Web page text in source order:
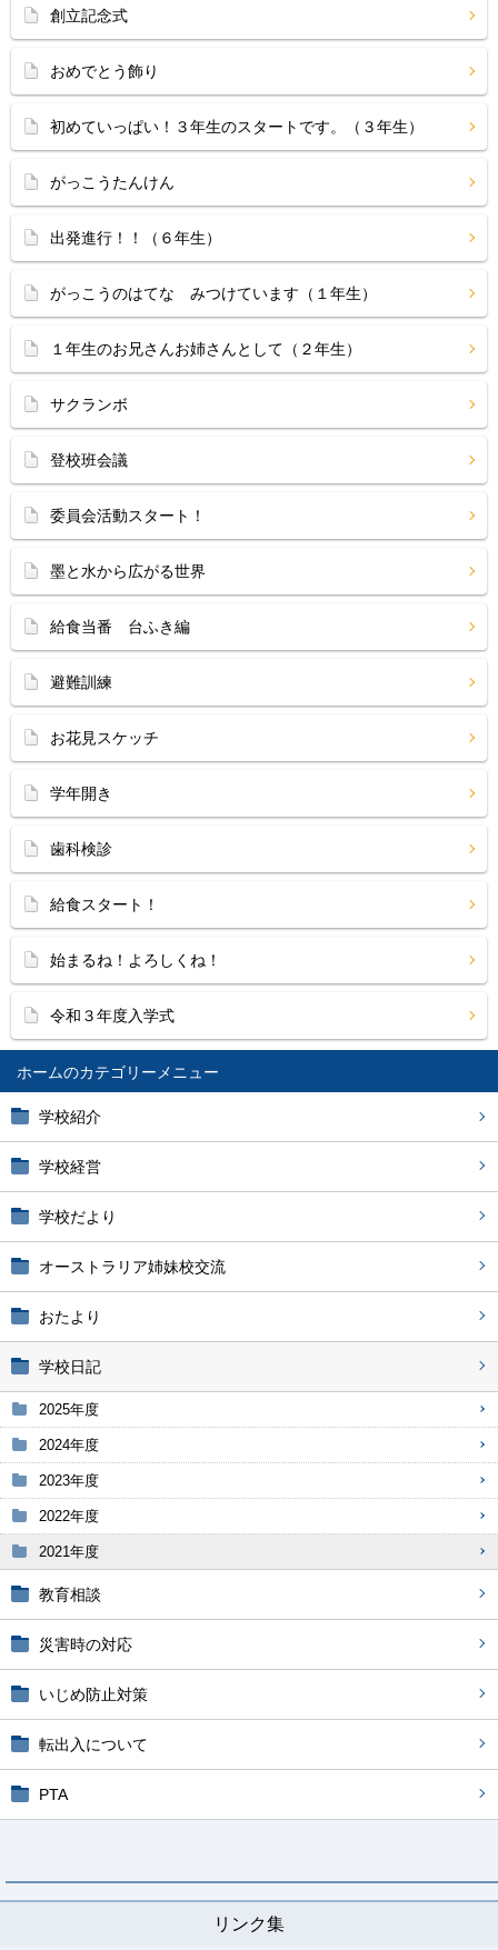
ホーム
学校紹介
学校経営
学校だより
オーストラリア姉妹校交流
おたより
学校日記
2025年度
2024年度
2023年度
2022年度
2021年度
教育相談
災害時の対応
いじめ防止対策
転出入について
PTA
リンク集
創立記念式
おめでとう飾り
初めていっぱい！３年生のスタートです。（３年生）
がっこうたんけん
出発進行！！（６年生）
がっこうのはてな みつけています（１年生）
１年生のお兄さんお姉さんとして（２年生）
サクランボ
登校班会議
委員会活動スタート！
墨と水から広がる世界
給食当番 台ふき編
避難訓練
お花見スケッチ
学年開き
歯科検診
給食スタート！
始まるね！よろしくね！
令和３年度入学式